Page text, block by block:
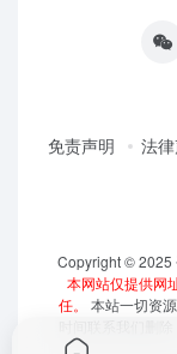
免责声明 法
Copyright © 2025
本网站仅提供网
任。
本站一切资